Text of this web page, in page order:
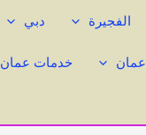
الفجيرة دبي
عمان خدمات عمان